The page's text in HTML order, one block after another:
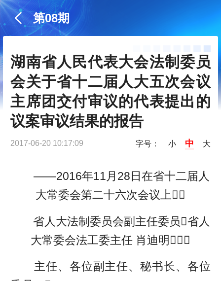
第08期
湖南省人民代表大会法制委员
会关于省十二届人大五次会议
主席团交付审议的代表提出的
议案审议结果的报告
2017-06-20 10:17:09 字号： 小 中 大
——2016年11月28日在省十二届人
大常委会第二十六次会议上
省人大法制委员会副主任委员省人
大常委会法工委主任 肖迪明
主任、各位副主任、秘书长、各位